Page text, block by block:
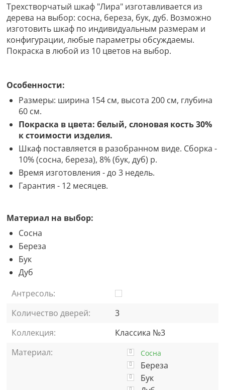
Трехстворчатый шкаф "Лира" изготавливается из
дерева на выбор: сосна, береза, бук, дуб. Возможно
изготовить шкаф по индивидуальным размерам и
конфигурации, любые параметры обсуждаемы.
Покраска в любой из 10 цветов на выбор.
Особенности:
Размеры: ширина 154 см, высота 200 см, глубина
60 см.
Покраска в цвета: белый, слоновая кость 30%
к стоимости изделия.
Шкаф поставляется в разобранном виде. Сборка -
10% (сосна, береза), 8% (бук, дуб) р.
Время изготовления - до 3 недель.
Гарантия - 12 месяцев.
Материал на выбор:
Сосна
Береза
Бук
Дуб
Антресоль:
Количество дверей:
3
Коллекция:
Классика №3
Материал:
Сосна
Береза
Бук